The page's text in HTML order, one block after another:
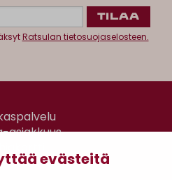
evästeitä
Ratsulan tietosuojaselosteen.
asiakkuus
Café